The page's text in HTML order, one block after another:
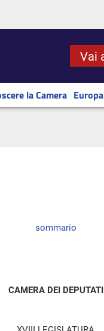
Vai
la Camera Europa
sommario
CAMERA DEI DEPUTATI